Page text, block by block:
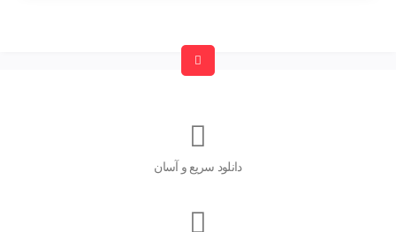
دانلود سریع و آسان